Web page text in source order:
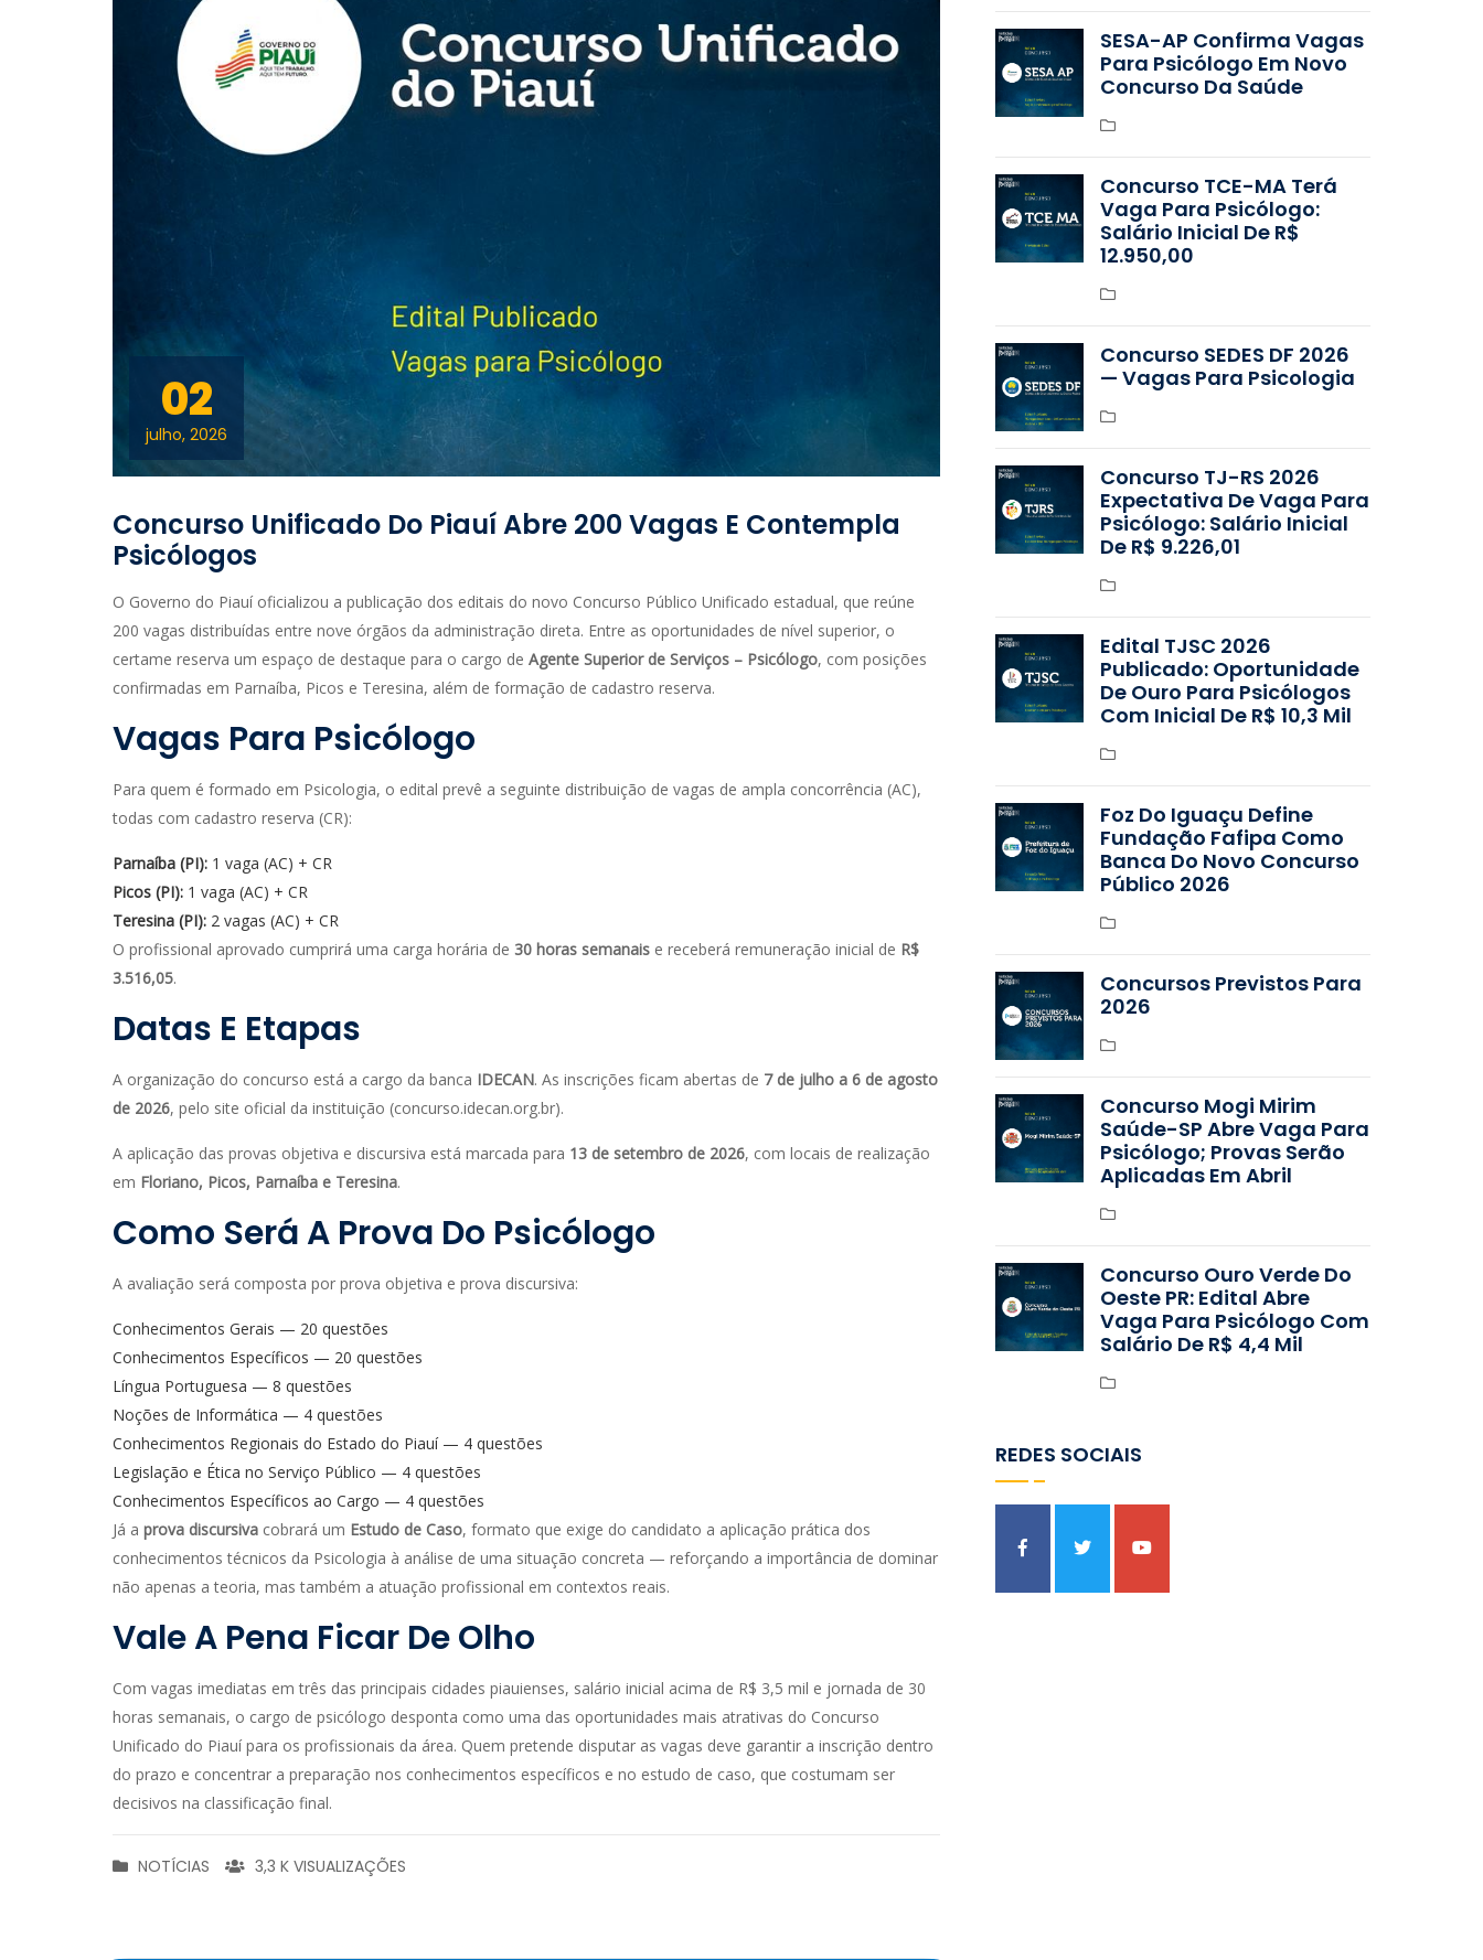
02
julho, 2026
Concurso Unificado Do Piauí Abre 200 Vagas E Contempla
Psicólogos
O Governo do Piauí oficializou a publicação dos editais do novo Concurso Público Unificado estadual, que reúne
200 vagas distribuídas entre nove órgãos da administração direta. Entre as oportunidades de nível superior, o
certame reserva um espaço de destaque para o cargo de Agente Superior de Serviços – Psicólogo, com posições
confirmadas em Parnaíba, Picos e Teresina, além de formação de cadastro reserva.
Vagas Para Psicólogo
Para quem é formado em Psicologia, o edital prevê a seguinte distribuição de vagas de ampla concorrência (AC),
todas com cadastro reserva (CR):
Parnaíba (PI): 1 vaga (AC) + CR
Picos (PI): 1 vaga (AC) + CR
Teresina (PI): 2 vagas (AC) + CR
O profissional aprovado cumprirá uma carga horária de 30 horas semanais e receberá remuneração inicial de R$
3.516,05.
Datas E Etapas
A organização do concurso está a cargo da banca IDECAN. As inscrições ficam abertas de 7 de julho a 6 de agosto
de 2026, pelo site oficial da instituição (concurso.idecan.org.br).
A aplicação das provas objetiva e discursiva está marcada para 13 de setembro de 2026, com locais de realização
em Floriano, Picos, Parnaíba e Teresina.
Como Será A Prova Do Psicólogo
A avaliação será composta por prova objetiva e prova discursiva:
Conhecimentos Gerais — 20 questões
Conhecimentos Específicos — 20 questões
Língua Portuguesa — 8 questões
Noções de Informática — 4 questões
Conhecimentos Regionais do Estado do Piauí — 4 questões
Legislação e Ética no Serviço Público — 4 questões
Conhecimentos Específicos ao Cargo — 4 questões
Já a prova discursiva cobrará um Estudo de Caso, formato que exige do candidato a aplicação prática dos
conhecimentos técnicos da Psicologia à análise de uma situação concreta — reforçando a importância de dominar
não apenas a teoria, mas também a atuação profissional em contextos reais.
Vale A Pena Ficar De Olho
Com vagas imediatas em três das principais cidades piauienses, salário inicial acima de R$ 3,5 mil e jornada de 30
horas semanais, o cargo de psicólogo desponta como uma das oportunidades mais atrativas do Concurso
Unificado do Piauí para os profissionais da área. Quem pretende disputar as vagas deve garantir a inscrição dentro
do prazo e concentrar a preparação nos conhecimentos específicos e no estudo de caso, que costumam ser
decisivos na classificação final.
NOTÍCIAS 3,3 K VISUALIZAÇÕES
SESA-AP Confirma Vagas
Para Psicólogo Em Novo
Concurso Da Saúde
Concurso TCE-MA Terá
Vaga Para Psicólogo:
Salário Inicial De R$
12.950,00
Concurso SEDES DF 2026
— Vagas Para Psicologia
Concurso TJ-RS 2026
Expectativa De Vaga Para
Psicólogo: Salário Inicial
De R$ 9.226,01
Edital TJSC 2026
Publicado: Oportunidade
De Ouro Para Psicólogos
Com Inicial De R$ 10,3 Mil
Foz Do Iguaçu Define
Fundação Fafipa Como
Banca Do Novo Concurso
Público 2026
Concursos Previstos Para
2026
Concurso Mogi Mirim
Saúde-SP Abre Vaga Para
Psicólogo; Provas Serão
Aplicadas Em Abril
Concurso Ouro Verde Do
Oeste PR: Edital Abre
Vaga Para Psicólogo Com
Salário De R$ 4,4 Mil
REDES SOCIAIS